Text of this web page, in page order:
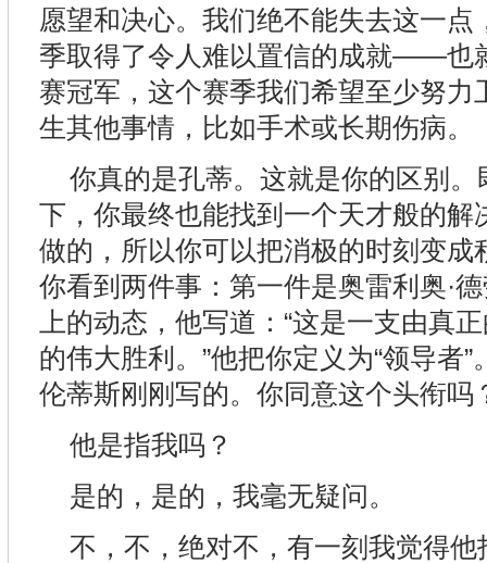
愿望和决心。我们绝不能失去这一点
季取得了令人难以置信的成就——也
赛冠军，这个赛季我们希望至少努力
生其他事情，比如手术或长期伤病。
你真的是孔蒂。这就是你的区别
下，你最终也能找到一个天才般的解
做的，所以你可以把消极的时刻变成
你看到两件事：第一件是奥雷利奥·
上的动态，他写道：“这是一支由真
的伟大胜利。”他把你定义为“领导者
伦蒂斯刚刚写的。你同意这个头衔吗
他是指我吗？
是的，是的，我毫无疑问。
不，不，绝对不，有一刻我觉得他